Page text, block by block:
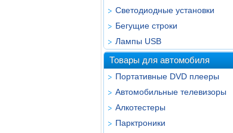
Светодиодные установки
Бегущие строки
Лампы USB
Товары для автомобиля
Портативные DVD плееры
Автомобильные телевизоры
Алкотестеры
Парктроники